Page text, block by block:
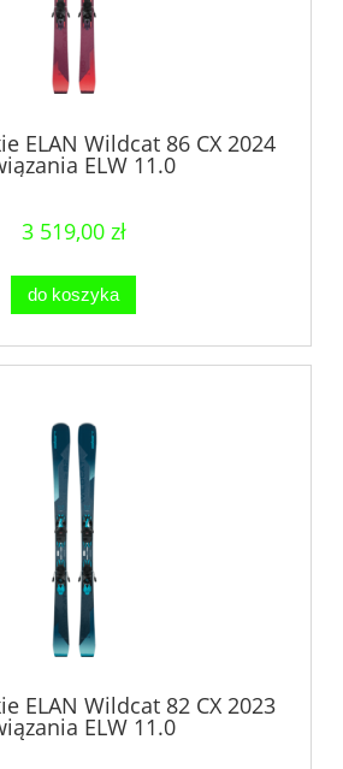
ELAN Wildcat 86 CX 2024
ELW 11.0
3 519,00 zł
do koszyka
ELAN Wildcat 82 CX 2023
ELW 11.0